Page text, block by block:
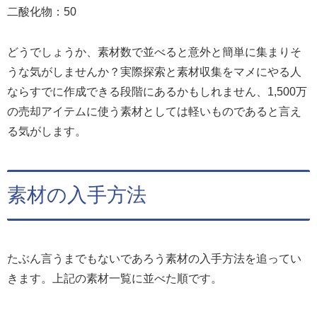
二酸化物：50
どうでしょうか、素材数で並べると意外と簡単に集まりそ
うな気がしませんか？実際探索と素材収集をマメにやる人
ならすでに作成できる段階にあるかもしれません、1,500万
の売却アイテムに使う素材としては軽いものであると言え
る気がします。
素材の入手方法
たぶん言うまでもないであろう素材の入手方法を追ってい
きます。上記の素材一覧に並べた順です。